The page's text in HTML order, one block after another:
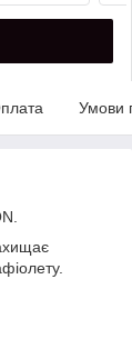
Умови